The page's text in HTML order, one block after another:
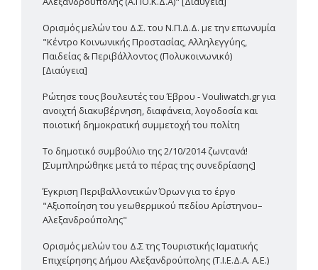
Ορισμός μελών του Δ.Σ. του Ν.Π.Δ.Δ. με την επωνυμία
"Κέντρο Κοινωνικής Προστασίας, Αλληλεγγύης,
Παιδείας & Περιβάλλοντος (Πολυκοινωνικό)
[Διαύγεια]
Ρώτησε τους βουλευτές του Έβρου - Vouliwatch.gr για
ανοιχτή διακυβέρνηση, διαφάνεια, λογοδοσία και
ποιοτική δημοκρατική συμμετοχή του πολίτη
Το δημοτικό συμβούλιο της 2/10/2014 ζωντανά!
[Συμπληρώθηκε μετά το πέρας της συνεδρίασης]
Έγκριση Περιβαλλοντικών Όρων για το έργο
"Αξιοποίηση του γεωθερμικού πεδίου Αρίστηνου–
Αλεξανδρούπολης"
Ορισμός μελών του Δ.Σ της Τουριστικής Ιαματικής
Επιχείρησης Δήμου Αλεξανδρούπολης (Τ.Ι.Ε.Δ.Α. Α.Ε.)